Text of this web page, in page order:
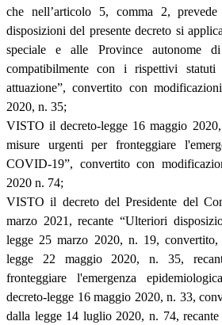
che nell’articolo 5, comma 2, prevede
disposizioni del presente decreto si
speciale e alle Province autonome
compatibilmente con i rispettivi
attuazione”, convertito con
2020, n. 35;
VISTO il decreto-legge 16 maggio
misure urgenti per fronteggiare
COVID-19”, convertito con
2020 n. 74;
VISTO il decreto del Presidente del
marzo 2021, recante “Ulteriori
legge 25 marzo 2020, n. 19,
legge 22 maggio 2020, n. 35,
fronteggiare l'emergenza
decreto-legge 16 maggio 2020, n. 33,
dalla legge 14 luglio 2020, n. 74,